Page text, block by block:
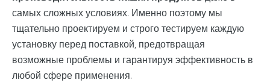
самых сложных условиях. Именно поэтому мы
тщательно проектируем и строго тестируем каждую
установку перед поставкой, предотвращая
возможные проблемы и гарантируя эффективность в
любой сфере применения.